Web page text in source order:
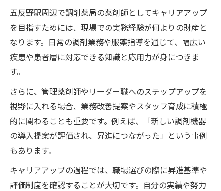
五反野駅周辺で調剤薬局の薬剤師としてキャリアアップ
を目指すためには、現場での実務経験が何よりの財産と
なります。日常の調剤業務や服薬指導を通じて、幅広い
疾患や患者層に対応できる知識と応用力が身につきま
す。
さらに、管理薬剤師やリーダー職へのステップアップを
視野に入れる場合、業務改善提案やスタッフ育成に積極
的に関わることも重要です。例えば、「新しい調剤機器
の導入提案が評価され、昇進につながった」という事例
もあります。
キャリアアップの過程では、職場選びの際に昇進基準や
評価制度を確認することが大切です。自分の実績や努力